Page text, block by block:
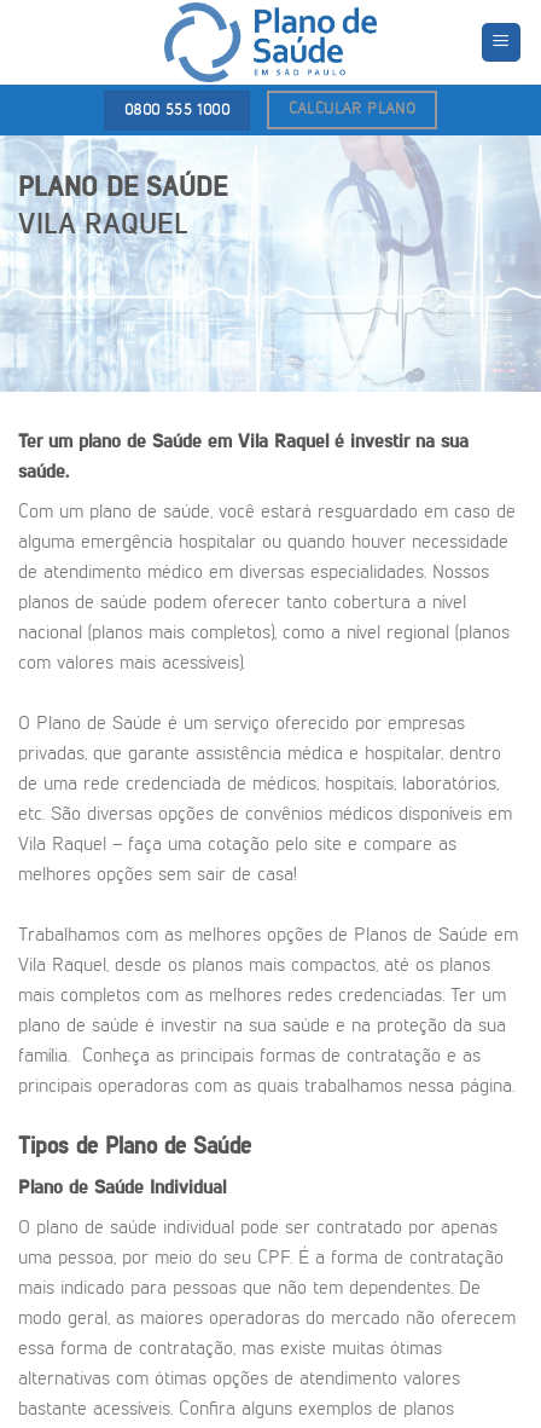
0800 555 1000 CALCULAR PLANO
PLANO DE SAÚDE
VILA RAQUEL
Ter um plano de Saúde em Vila Raquel é investir na sua
saúde.
Com um plano de saúde, você estará resguardado em caso de
alguma emergência hospitalar ou quando houver necessidade
de atendimento médico em diversas especialidades. Nossos
planos de saúde podem oferecer tanto cobertura a nível
nacional (planos mais completos), como a nível regional (planos
com valores mais acessíveis).
O Plano de Saúde é um serviço oferecido por empresas
privadas, que garante assistência médica e hospitalar, dentro
de uma rede credenciada de médicos, hospitais, laboratórios,
etc. São diversas opções de convênios médicos disponíveis em
Vila Raquel – faça uma cotação pelo site e compare as
melhores opções sem sair de casa!
Trabalhamos com as melhores opções de Planos de Saúde em
Vila Raquel, desde os planos mais compactos, até os planos
mais completos com as melhores redes credenciadas. Ter um
plano de saúde é investir na sua saúde e na proteção da sua
família. Conheça as principais formas de contratação e as
principais operadoras com as quais trabalhamos nessa página.
Tipos de Plano de Saúde
Plano de Saúde Individual
O plano de saúde individual pode ser contratado por apenas
uma pessoa, por meio do seu CPF. É a forma de contratação
mais indicado para pessoas que não tem dependentes. De
modo geral, as maiores operadoras do mercado não oferecem
essa forma de contratação, mas existe muitas ótimas
alternativas com ótimas opções de atendimento valores
bastante acessíveis. Confira alguns exemplos de planos